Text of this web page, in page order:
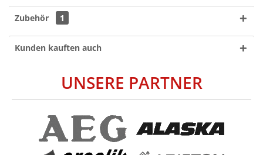
Zubehör 1
Kunden kauften auch
UNSERE PARTNER